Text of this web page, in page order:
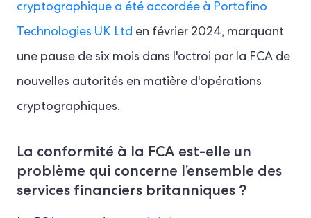
cryptographique a été accordée à Portofino
Technologies UK Ltd en février 2024, marquant
une pause de six mois dans l'octroi par la FCA de
nouvelles autorités en matière d'opérations
cryptographiques.
La conformité à la FCA est-elle un
problème qui concerne l’ensemble des
services financiers britanniques ?